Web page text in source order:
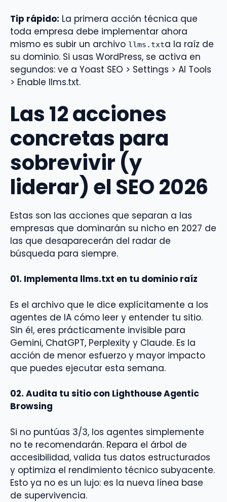
Tip rápido: La primera acción técnica que
toda empresa debe implementar ahora
mismo es subir un archivo llms.txta la raíz de
su dominio. Si usas WordPress, se activa en
segundos: ve a Yoast SEO > Settings > AI Tools
> Enable llms.txt.
Las 12 acciones
concretas para
sobrevivir (y
liderar) el SEO 2026
Estas son las acciones que separan a las
empresas que dominarán su nicho en 2027 de
las que desaparecerán del radar de
búsqueda para siempre.
01. Implementa llms.txt en tu dominio raíz
Es el archivo que le dice explícitamente a los
agentes de IA cómo leer y entender tu sitio.
Sin él, eres prácticamente invisible para
Gemini, ChatGPT, Perplexity y Claude. Es la
acción de menor esfuerzo y mayor impacto
que puedes ejecutar esta semana.
02. Audita tu sitio con Lighthouse Agentic
Browsing
Si no puntúas 3/3, los agentes simplemente
no te recomendarán. Repara el árbol de
accesibilidad, valida tus datos estructurados
y optimiza el rendimiento técnico subyacente.
Esto ya no es un lujo: es la nueva línea base
de supervivencia.